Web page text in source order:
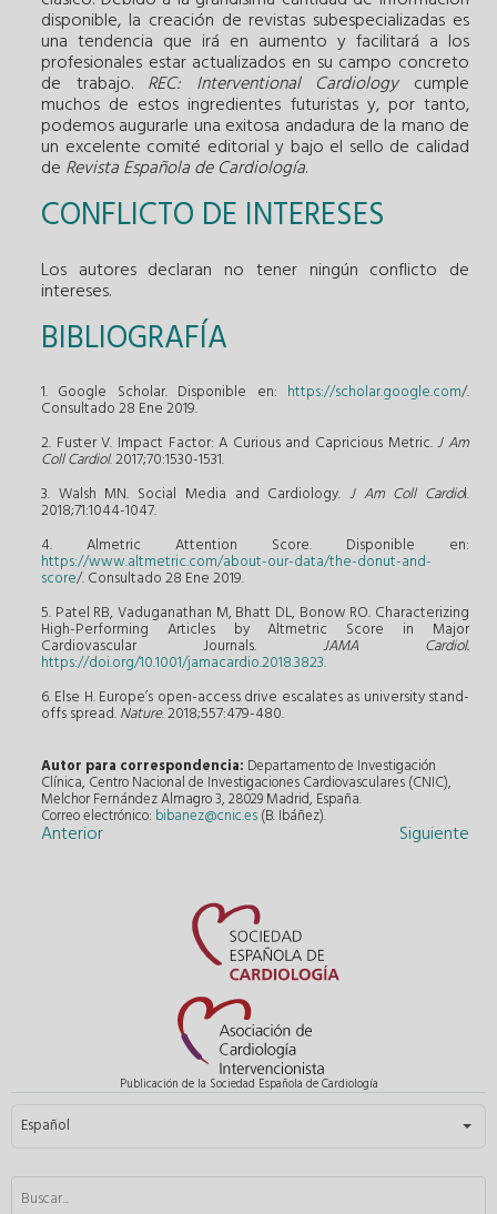
disponible, la creación de revistas subespecializadas es
una tendencia que irá en aumento y facilitará a los
profesionales estar actualizados en su campo concreto
de trabajo. REC: Interventional Cardiologycumple
muchos de estos ingredientes futuristas y, por tanto,
podemos augurarle una exitosa andadura de la mano de
un excelente comité editorial y bajo el sello de calidad
de Revista Española de Cardiología.
CONFLICTO DE INTERESES
Los autores declaran no tener ningún conflicto de
intereses.
BIBLIOGRAFÍA
1. Google Scholar. Disponible en: https://scholar.google.com/.
Consultado 28 Ene 2019.
2. Fuster V. Impact Factor: A Curious and Capricious Metric.J Am
Coll Cardiol. 2017;70:1530-1531.
3. Walsh MN. Social Media and Cardiology. J Am Coll Cardiol.
2018;71:1044-1047.
4. Almetric Attention Score. Disponible en:
https://www.altmetric.com/about-our-data/the-donut-and-
score/. Consultado 28 Ene 2019.
5. Patel RB, Vaduganathan M, Bhatt DL, Bonow RO. Characterizing
High-Performing Articles by Altmetric Score in Major
Cardiovascular Journals. JAMA Cardiol.
https://doi.org/10.1001/jamacardio.2018.3823.
6. Else H. Europe’s open-access drive escalates as university stand-
offs spread.Nature. 2018;557:479-480.
Autor para correspondencia: Departamento de Investigación
Clínica, Centro Nacional de Investigaciones Cardiovasculares (CNIC),
Melchor Fernández Almagro 3, 28029 Madrid, España.
Correo electrónico: bibanez@cnic.es(B. Ibáñez).
Anterior Siguiente
Publicación de la Sociedad Española de Cardiología
Seleccione su idioma
Español